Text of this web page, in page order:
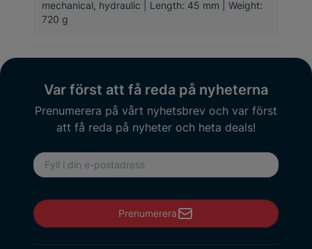
mechanical, hydraulic | Length: 45 mm | Weight:
720 g
Var först att få reda på nyheterna
Prenumerera på vårt nyhetsbrev och var först
att få reda på nyheter och heta deals!
E-postadress
Prenumerera